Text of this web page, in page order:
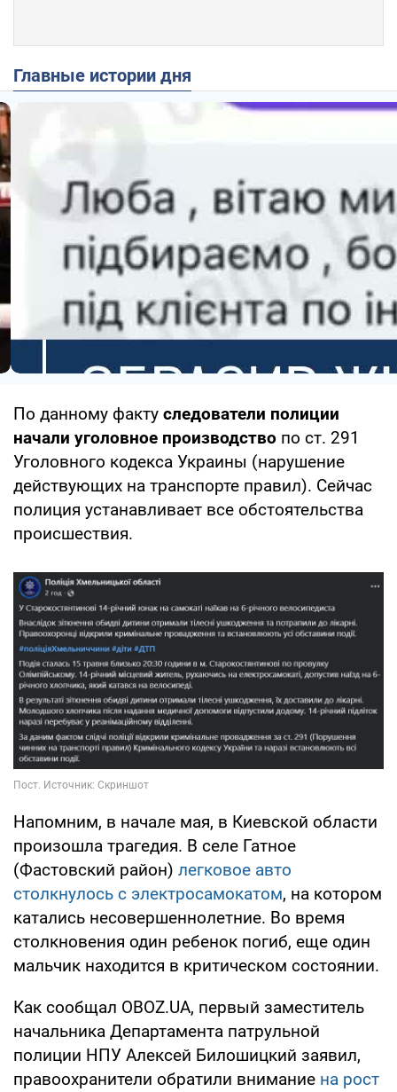
Главные истории дня
По данному факту следователи полиции
начали уголовное производство по ст. 291
Уголовного кодекса Украины (нарушение
действующих на транспорте правил). Сейчас
полиция устанавливает все обстоятельства
происшествия.
Напомним, в начале мая, в Киевской области
произошла трагедия. В селе Гатное
(Фастовский район) легковое авто
столкнулось с электросамокатом, на котором
катались несовершеннолетние. Во время
столкновения один ребенок погиб, еще один
мальчик находится в критическом состоянии.
Как сообщал OBOZ.UA, первый заместитель
начальника Департамента патрульной
полиции НПУ Алексей Билошицкий заявил,
правоохранители обратили внимание на рост